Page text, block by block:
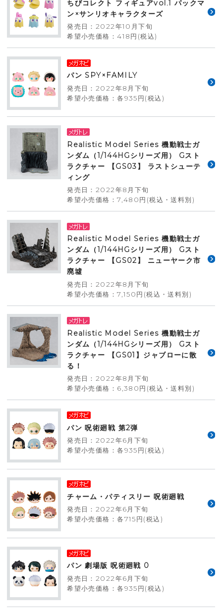
ちびコレクト フィギュアvol.1 パックマ
ン×サンリオキャラクターズ
発売日：2022年10月下旬
希望小売価格：418円(税込)
パン SPY×FAMILY
発売日：2022年8月下旬
希望小売価格：各935円(税込)
Realistic Model Series 機動戦士ガ
ンダム（1/144HGシリーズ用） Gスト
ラクチャー 【GS03】 ラストシューテ
ィング
発売日：2022年8月下旬
希望小売価格：7,480円(税込・送料別)
Realistic Model Series 機動戦士ガ
ンダム（1/144HGシリーズ用） Gスト
ラクチャー 【GS02】 ニューヤーク市
廃墟
発売日：2022年8月下旬
希望小売価格：7,150円(税込・送料別)
Realistic Model Series 機動戦士ガ
ンダム（1/144HGシリーズ用） Gスト
ラクチャー 【GS01】ジャブローに散
る！
発売日：2022年8月下旬
希望小売価格：6,380円(税込・送料別)
パン 呪術廻戦 第2弾
発売日：2022年6月下旬
希望小売価格：各935円(税込)
チャーム・パティスリー 呪術廻戦
発売日：2022年6月下旬
希望小売価格：各715円(税込)
パン 劇場版 呪術廻戦 0
発売日：2022年6月下旬
希望小売価格：各935円(税込)